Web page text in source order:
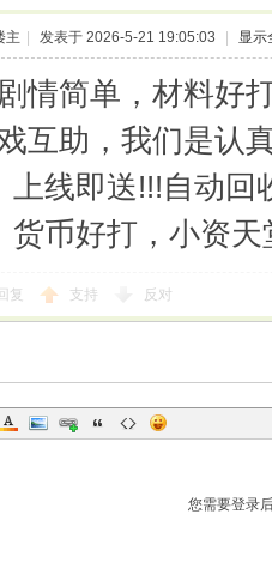
主 发表于 2026-5-21 19:05:03 显示
剧情简单，材料好
互助，我们是认
上线即送!!!自动回
货币好打，小资
回复 支持 反对
您需要登录